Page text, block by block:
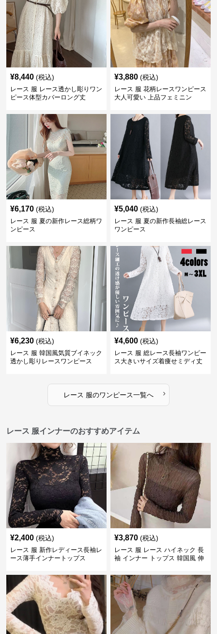
¥8,440 (税込)
レース 服 レース透かし彫りワン
ピース体型カバーロング丈
¥3,880 (税込)
レース 服 花柄レースワンピース
大人可愛い 上品フェミニン
¥6,170 (税込)
レース 服 夏の新作レース総柄ワ
ンピース
¥5,040 (税込)
レース 服 夏の新作長袖総レース
ワンピース
¥6,230 (税込)
レース 服 韓国風気質ブイネック
透かし彫りレースワンピース
¥4,600 (税込)
レース 服 総レース長袖ワンピー
ス大きいサイズ着痩せミディ丈
レース 服のワンピース一覧へ ›
レース 服インナーのおすすめアイテム
¥2,400 (税込)
レース 服 新作レディース長袖レ
ース薄手インナートップス
¥3,870 (税込)
レース 服 レース ハイネック 長
袖 インナー トップス 韓国風 伸